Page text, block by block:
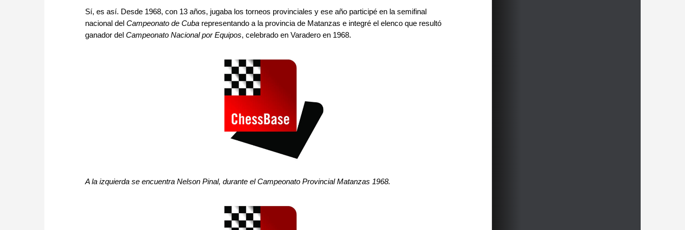
Sí, es así. Desde 1968, con 13 años, jugaba los torneos provinciales y ese año participé en la semifinal
nacional del Campeonato de Cuba representando a la provincia de Matanzas e integré el elenco que resultó
ganador del Campeonato Nacional por Equipos, celebrado en Varadero en 1968.
A la izquierda se encuentra Nelson Pinal, durante el Campeonato Provincial Matanzas 1968.